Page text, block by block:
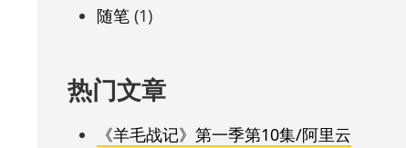
随笔(1)
热门文章
《羊毛战记》第一季第10集/阿里云